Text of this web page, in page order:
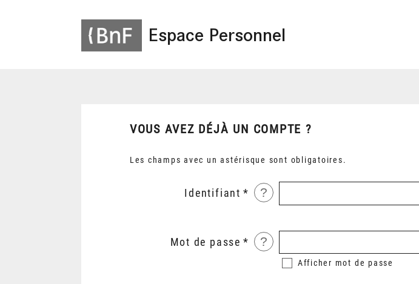
Espace Personnel
VOUS AVEZ DÉJÀ UN COMPTE ?
Les champs avec un astérisque sont obligatoires.
Identifiant ?
Mot de passe ?
Afficher mot de passe